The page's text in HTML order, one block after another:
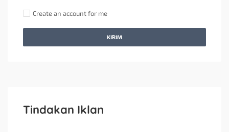
Create an account for me
KIRIM
Tindakan Iklan